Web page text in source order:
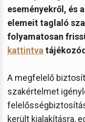
eseményekről, és
elemeit taglaló
folyamatosan
kattintva
A megfelelő
szakértelmet
került kialakításra,